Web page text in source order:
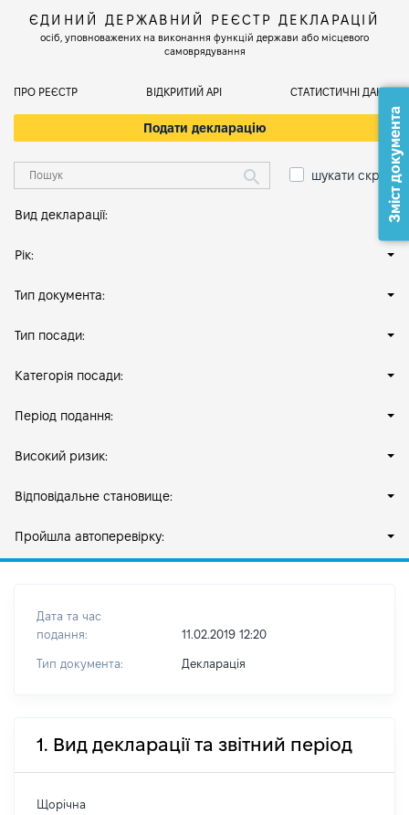
ЄДИНИЙ ДЕРЖАВНИЙ РЕЄСТР ДЕКЛАРАЦІЙ
осіб, уповноважених на виконання функцій держави або місцевого
самоврядування
ПРО РЕЄСТР ВІДКРИТИЙ АРІ СТАТИСТИЧНІ ДАНІ
Подати декларацію
шукати скрізь
Вид декларації:
Рік:
Тип документа:
Тип посади:
Категорія посади:
Період подання:
Високий ризик:
Відповідальне становище:
Пройшла автоперевірку:
Дата та час
подання:
11.02.2019 12:20
Тип документа: Декларація
1. Вид декларації та звітний період
Щорічна
Зміст документа